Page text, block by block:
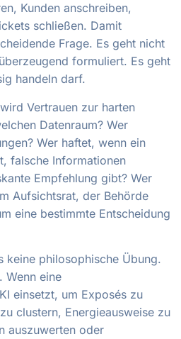
Kunden anschreiben,
schließen. Damit
Frage. Es geht nicht
formuliert. Es geht
handeln darf.
Vertrauen zur harten
Datenraum? Wer
Wer haftet, wenn ein
falsche Informationen
Empfehlung gibt? Wer
Aufsichtsrat, der Behörde
eine bestimmte Entscheidung
keine philosophische Übung.
Wenn eine
einsetzt, um Exposés zu
clustern, Energieausweise zu
auszuwerten oder